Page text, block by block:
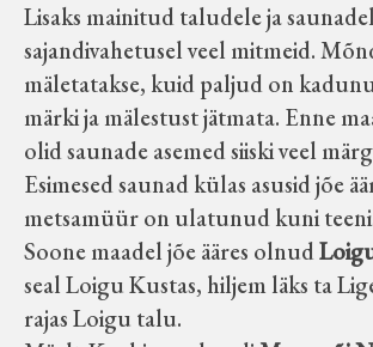
Lisaks mainitud taludele ja
sajandivahetusel veel mitmeid.
mäletatakse, kuid paljud on
märki ja mälestust jätmata. Enne
olid saunade asemed siiski veel
Esimesed saunad külas asusid jõe
metsamüür on ulatunud kuni
Soone maadel jõe ääres olnud
seal Loigu Kustas, hiljem läks ta
rajas Loigu talu.